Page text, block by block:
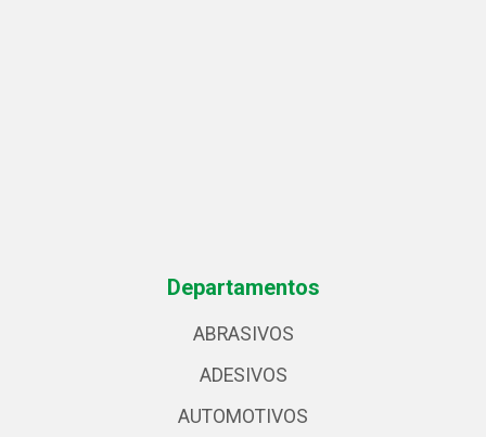
Departamentos
ABRASIVOS
ADESIVOS
AUTOMOTIVOS